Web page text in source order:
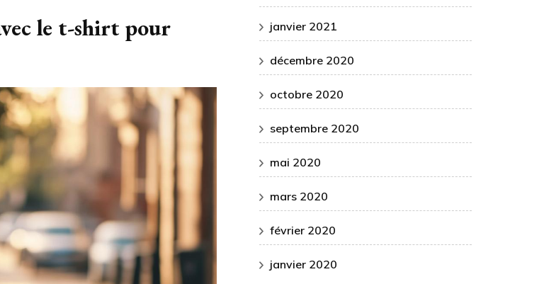
le t-shirt pour
janvier 2021
décembre 2020
octobre 2020
septembre 2020
mai 2020
mars 2020
février 2020
janvier 2020